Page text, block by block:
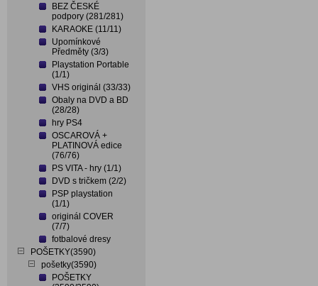
BEZ ČESKÉ
podpory (281/281)
KARAOKE (11/11)
Upomínkové
Předměty (3/3)
Playstation Portable
(1/1)
VHS originál (33/33)
Obaly na DVD a BD
(28/28)
hry PS4
OSCAROVÁ +
PLATINOVÁ edice
(76/76)
PS VITA - hry (1/1)
DVD s tričkem (2/2)
PSP playstation
(1/1)
originál COVER
(7/7)
fotbalové dresy
POŠETKY(3590)
pošetky(3590)
POŠETKY